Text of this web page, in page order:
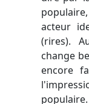
acteur
(rires).
change
encore
populaire.